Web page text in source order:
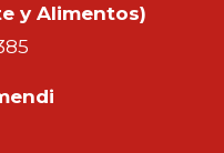
y Alimentos)